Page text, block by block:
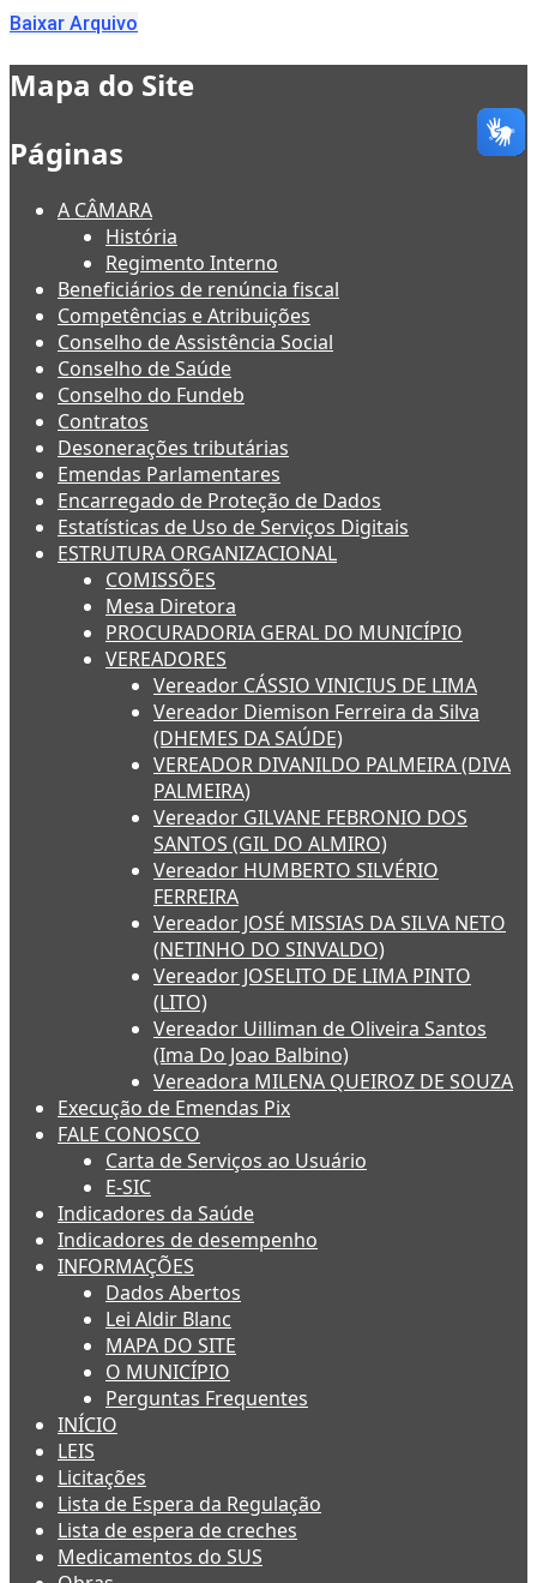
Baixar Arquivo
Mapa do Site
Páginas
A CÂMARA
História
Regimento Interno
Beneficiários de renúncia fiscal
Competências e Atribuições
Conselho de Assistência Social
Conselho de Saúde
Conselho do Fundeb
Contratos
Desonerações tributárias
Emendas Parlamentares
Encarregado de Proteção de Dados
Estatísticas de Uso de Serviços Digitais
ESTRUTURA ORGANIZACIONAL
COMISSÕES
Mesa Diretora
PROCURADORIA GERAL DO MUNICÍPIO
VEREADORES
Vereador CÁSSIO VINICIUS DE LIMA
Vereador Diemison Ferreira da Silva
(DHEMES DA SAÚDE)
VEREADOR DIVANILDO PALMEIRA (DIVA
PALMEIRA)
Vereador GILVANE FEBRONIO DOS
SANTOS (GIL DO ALMIRO)
Vereador HUMBERTO SILVÉRIO
FERREIRA
Vereador JOSÉ MISSIAS DA SILVA NETO
(NETINHO DO SINVALDO)
Vereador JOSELITO DE LIMA PINTO
(LITO)
Vereador Uilliman de Oliveira Santos
(Ima Do Joao Balbino)
Vereadora MILENA QUEIROZ DE SOUZA
Execução de Emendas Pix
FALE CONOSCO
Carta de Serviços ao Usuário
E-SIC
Indicadores da Saúde
Indicadores de desempenho
INFORMAÇÕES
Dados Abertos
Lei Aldir Blanc
MAPA DO SITE
O MUNICÍPIO
Perguntas Frequentes
INÍCIO
LEIS
Licitações
Lista de Espera da Regulação
Lista de espera de creches
Medicamentos do SUS